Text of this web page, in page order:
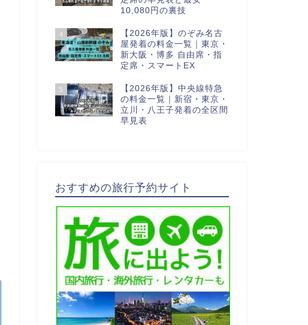
10,080円の裏技
4
【2026年版】のぞみ名古
屋発着の料金一覧｜東京・
新大阪・博多 自由席・指
定席・スマートEX
5
【2026年版】中央線特急
の料金一覧｜新宿・東京・
立川・八王子発着の全区間
早見表
おすすめの旅行予約サイト